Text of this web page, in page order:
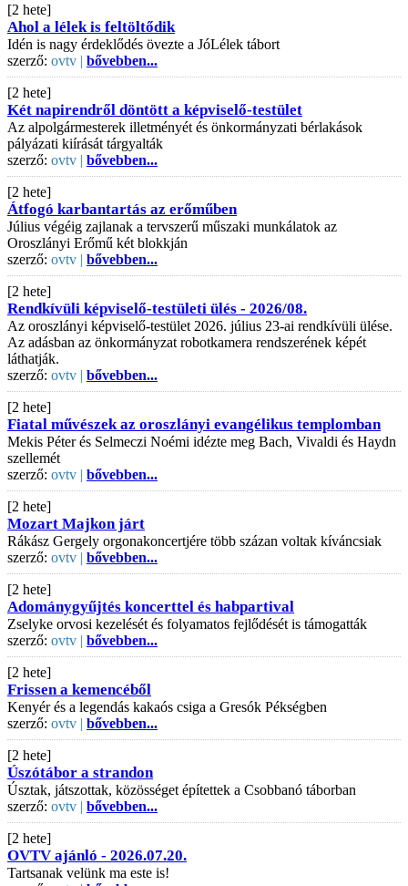
[2 hete]
Ahol a lélek is feltöltődik
Idén is nagy érdeklődés övezte a JóLélek tábort
szerző: ovtv | bővebben...
[2 hete]
Két napirendről döntött a képviselő-testület
Az alpolgármesterek illetményét és önkormányzati bérlakások
pályázati kiírását tárgyalták
szerző: ovtv | bővebben...
[2 hete]
Átfogó karbantartás az erőműben
Július végéig zajlanak a tervszerű műszaki munkálatok az
Oroszlányi Erőmű két blokkján
szerző: ovtv | bővebben...
[2 hete]
Rendkívüli képviselő-testületi ülés - 2026/08.
Az oroszlányi képviselő-testület 2026. július 23-ai rendkívüli ülése.
Az adásban az önkormányzat robotkamera rendszerének képét
láthatják.
szerző: ovtv | bővebben...
[2 hete]
Fiatal művészek az oroszlányi evangélikus templomban
Mekis Péter és Selmeczi Noémi idézte meg Bach, Vivaldi és Haydn
szellemét
szerző: ovtv | bővebben...
[2 hete]
Mozart Majkon járt
Rákász Gergely orgonakoncertjére több százan voltak kíváncsiak
szerző: ovtv | bővebben...
[2 hete]
Adománygyűjtés koncerttel és habpartival
Zselyke orvosi kezelését és folyamatos fejlődését is támogatták
szerző: ovtv | bővebben...
[2 hete]
Frissen a kemencéből
Kenyér és a legendás kakaós csiga a Gresók Pékségben
szerző: ovtv | bővebben...
[2 hete]
Úszótábor a strandon
Úsztak, játszottak, közösséget építettek a Csobbanó táborban
szerző: ovtv | bővebben...
[2 hete]
OVTV ajánló - 2026.07.20.
Tartsanak velünk ma este is!